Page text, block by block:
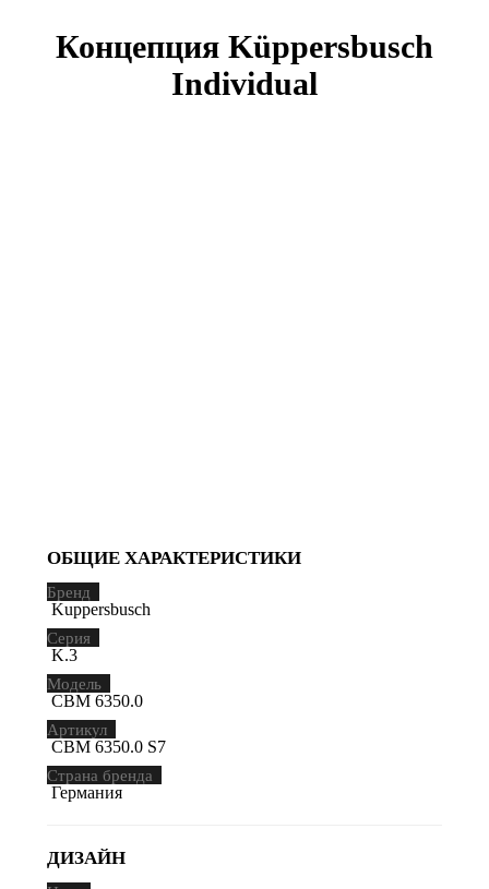
Концепция Küppersbusch
Individual
ОБЩИЕ ХАРАКТЕРИСТИКИ
Бренд
Kuppersbusch
Серия
K.3
Модель
CBM 6350.0
Артикул
CBM 6350.0 S7
Страна бренда
Германия
ДИЗАЙН